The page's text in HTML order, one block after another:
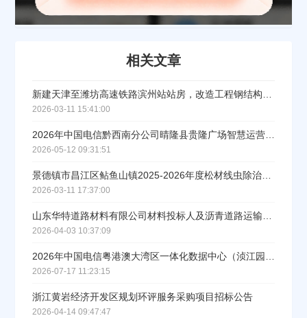
相关文章
新建天津至潍坊高速铁路滨州站站房，改造工程钢结构健康监测招标公告
2026-03-11 15:41:00
2026年中国电信黔西南分公司晴隆县贵隆广场智慧运营管理系统及设备集成服务采购招标公告
2026-05-12 09:31:51
景德镇市昌江区鲇鱼山镇2025-2026年度松材线虫除治项目
2026-03-11 17:37:00
山东华特道路材料有限公司材料投标人及沥青道路运输服务商入库项目（三标段）招标公告
2026-04-03 10:37:09
2026年中国电信粤港澳大湾区一体化数据中心（浈江园区）A3A4智算中心及管廊土建工程全过程工程咨询服务集中采购招标公告
2026-07-17 11:23:15
浙江黄岩经济开发区规划环评服务采购项目招标公告
2026-04-14 09:47:47
立即入驻